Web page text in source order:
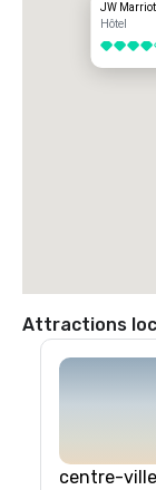
JW
Hôtel
4 sur 5
Attractions
centre-